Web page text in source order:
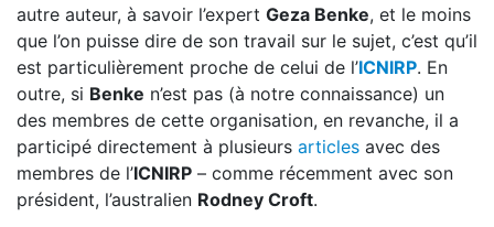
autre auteur, à savoir l’expert Geza Benke, et le moins
que l’on puisse dire de son travail sur le sujet, c’est qu’il
est particulièrement proche de celui de l’ICNIRP. En
outre, si Benke n’est pas (à notre connaissance) un
des membres de cette organisation, en revanche, il a
participé directement à plusieurs articles avec des
membres de l’ICNIRP – comme récemment avec son
président, l’australien Rodney Croft.